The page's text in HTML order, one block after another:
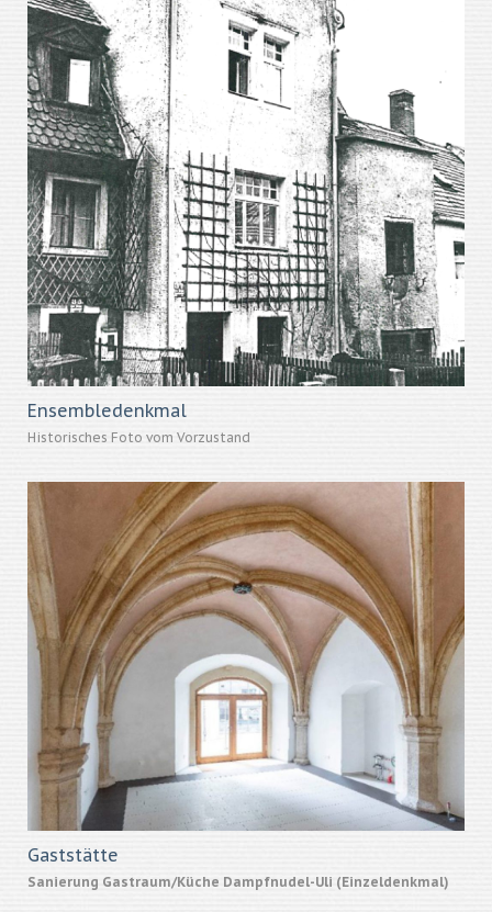
Ensembledenkmal
Historisches Foto vom Vorzustand
Gaststätte
Sanierung Gastraum/Küche Dampfnudel-Uli (Einzeldenkmal)